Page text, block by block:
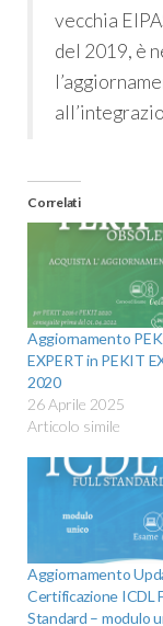
vecchia
del 2019, è
Correlati
Aggiornamento
EXPERT in PEKIT
2020
26 Aprile 2025
Articolo simile
Aggiornamento
Certificazione ICDL
Standard – modulo